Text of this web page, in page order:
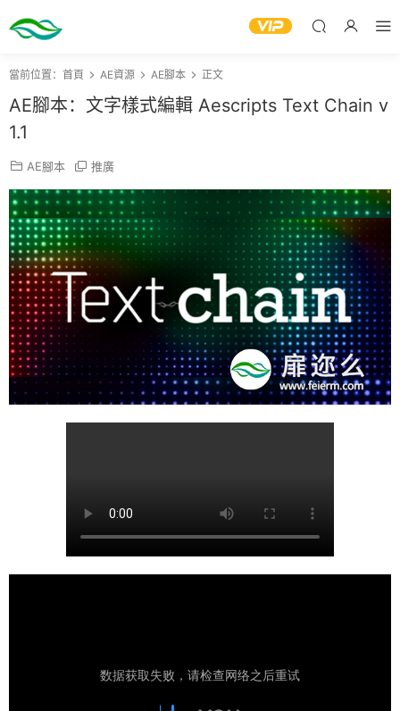
當前位置： 首頁 AE資源 AE腳本 正文
AE腳本：文字樣式編輯 Aescripts Text Chain v
1.1
AE腳本 推廣